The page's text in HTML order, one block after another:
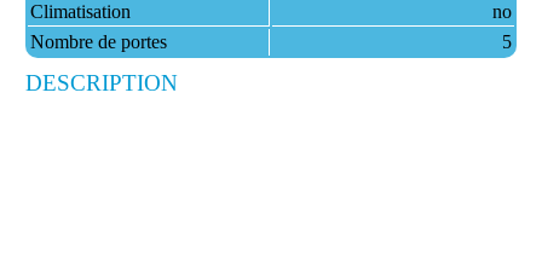
Climatisation
no
Nombre de portes
5
DESCRIPTION